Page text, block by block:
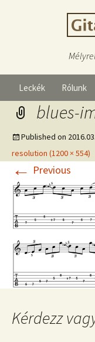
Leckék Rólunk
blues-
Published on
resolution (1200 × 554)
← Previous
Kérdezz